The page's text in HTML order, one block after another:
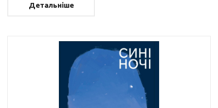
Детальніше